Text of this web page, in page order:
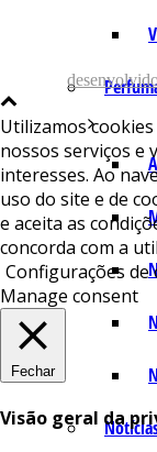
Utilizamos
nossos serviços e
interesses. Ao
uso do site e de
e aceita as
concorda com a
Configurações de
Manage consent
Fechar
Visão geral da